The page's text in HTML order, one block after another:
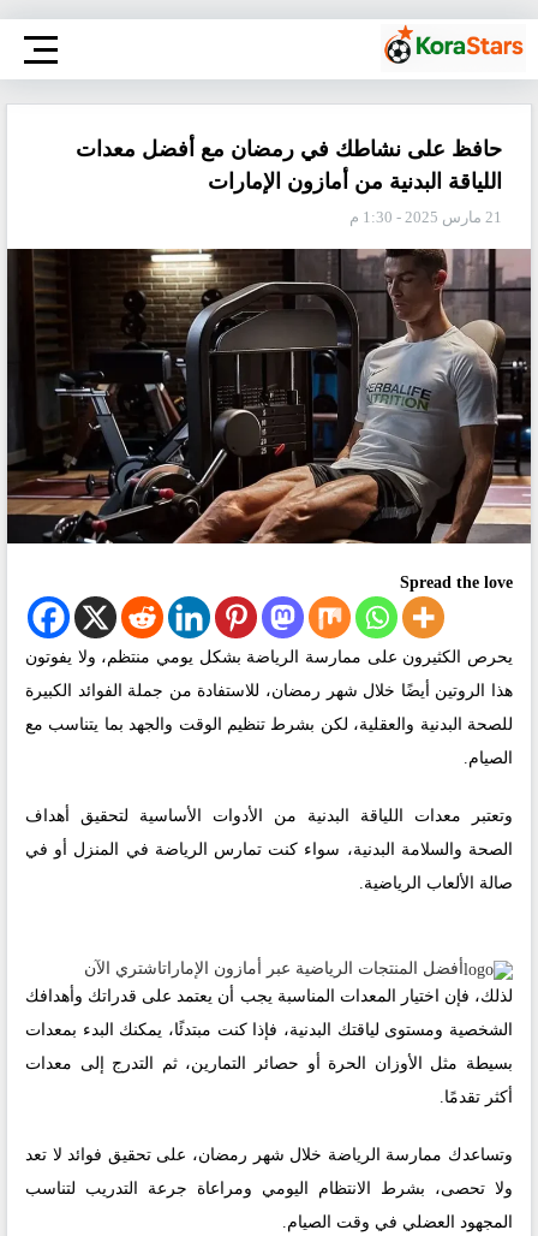
حافظ على نشاطك في رمضان مع أفضل معدات
اللياقة البدنية من أمازون الإمارات
21 مارس 2025 - 1:30 م
Spread the love
يحرص الكثيرون على ممارسة الرياضة بشكل يومي منتظم، ولا يفوتون
هذا الروتين أيضًا خلال شهر رمضان، للاستفادة من جملة الفوائد الكبيرة
للصحة البدنية والعقلية، لكن بشرط تنظيم الوقت والجهد بما يتناسب مع
الصيام.
وتعتبر معدات اللياقة البدنية من الأدوات الأساسية لتحقيق أهداف
الصحة والسلامة البدنية، سواء كنت تمارس الرياضة في المنزل أو في
صالة الألعاب الرياضية.
أفضل المنتجات الرياضية عبر أمازون الإماراتاشتري الآن
لذلك، فإن اختيار المعدات المناسبة يجب أن يعتمد على قدراتك وأهدافك
الشخصية ومستوى لياقتك البدنية، فإذا كنت مبتدئًا، يمكنك البدء بمعدات
بسيطة مثل الأوزان الحرة أو حصائر التمارين، ثم التدرج إلى معدات
أكثر تقدمًا.
وتساعدك ممارسة الرياضة خلال شهر رمضان، على تحقيق فوائد لا تعد
ولا تحصى، بشرط الانتظام اليومي ومراعاة جرعة التدريب لتناسب
المجهود العضلي في وقت الصيام.